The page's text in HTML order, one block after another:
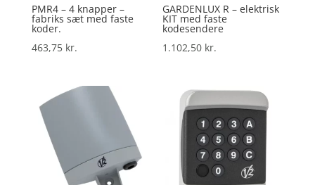
PMR4 – 4 knapper –
fabriks sæt med faste
koder.
463,75 kr.
GARDENLUX R – elektrisk
KIT med faste
kodesendere
1.102,50 kr.